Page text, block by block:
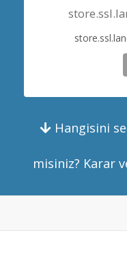
Hangisini
misiniz? Karar